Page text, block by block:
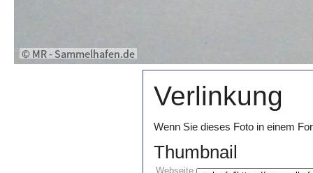
Verlinkung
Wenn Sie dieses Foto in einem
Thumbnail
Webseite